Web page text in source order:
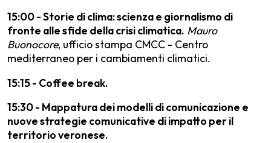
15:00 - Storie di clima: scienza e giornalismo di
fronte alle sfide della crisi climatica. Mauro
Buonocore, ufficio stampa CMCC - Centro
mediterraneo per i cambiamenti climatici.
15:15 - Coffee break.
15:30 - Mappatura dei modelli di comunicazione e
nuove strategie comunicative di impatto per il
territorio veronese.